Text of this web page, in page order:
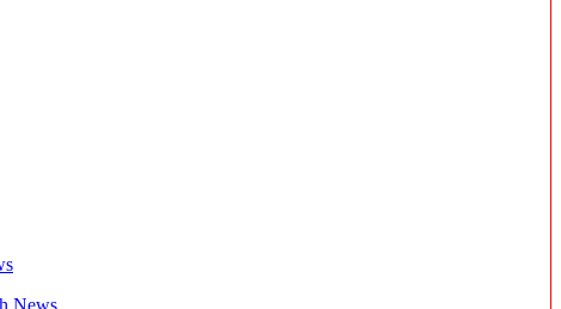
News